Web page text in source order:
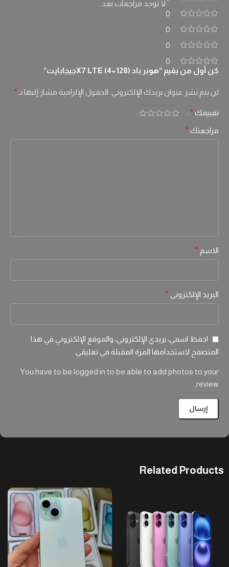
0
0
0
0
لا توجد مراجعات بعد.
كن أول من يقيم “هونر باد X7 LTE (4+128)جيجابايت”
لن يتم نشر عنوان بريدك الإلكتروني. الحقول الإلزامية مشار إليها بـ *
تقييمك *
مراجعتك *
الاسم *
البريد الإلكتروني *
احفظ اسمي، بريدي الإلكتروني، والموقع الإلكتروني في هذا
المتصفح لاستخدامها المرة المقبلة في تعليقي.
You have to be logged in to be able to add photos to your
review.
Related Products